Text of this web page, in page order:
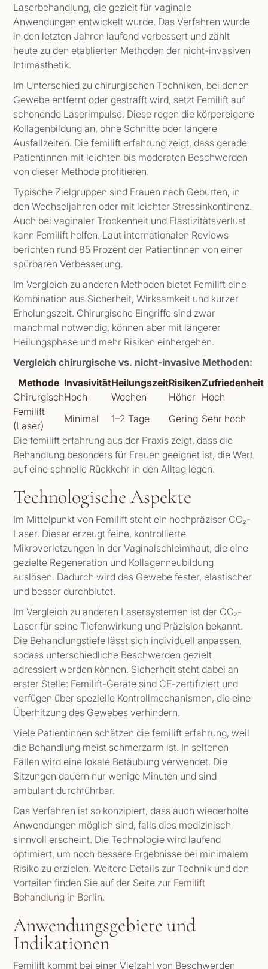
Laserbehandlung, die gezielt für vaginale
Anwendungen entwickelt wurde. Das Verfahren wurde
in den letzten Jahren laufend verbessert und zählt
heute zu den etablierten Methoden der nicht-invasiven
Intimästhetik.
Im Unterschied zu chirurgischen Techniken, bei denen
Gewebe entfernt oder gestrafft wird, setzt Femilift auf
schonende Laserimpulse. Diese regen die körpereigene
Kollagenbildung an, ohne Schnitte oder längere
Ausfallzeiten. Die femilift erfahrung zeigt, dass gerade
Patientinnen mit leichten bis moderaten Beschwerden
von dieser Methode profitieren.
Typische Zielgruppen sind Frauen nach Geburten, in
den Wechseljahren oder mit leichter Stressinkontinenz.
Auch bei vaginaler Trockenheit und Elastizitätsverlust
kann Femilift helfen. Laut internationalen Reviews
berichten rund 85 Prozent der Patientinnen von einer
spürbaren Verbesserung.
Im Vergleich zu anderen Methoden bietet Femilift eine
Kombination aus Sicherheit, Wirksamkeit und kurzer
Erholungszeit. Chirurgische Eingriffe sind zwar
manchmal notwendig, können aber mit längerer
Heilungsphase und mehr Risiken einhergehen.
Vergleich chirurgische vs. nicht-invasive Methoden:
Methode InvasivitätHeilungszeitRisikenZufriedenheit
ChirurgischHoch Wochen Höher Hoch
Femilift
(Laser)
Minimal 1–2 Tage Gering Sehr hoch
Die femilift erfahrung aus der Praxis zeigt, dass die
Behandlung besonders für Frauen geeignet ist, die Wert
auf eine schnelle Rückkehr in den Alltag legen.
Technologische Aspekte
Im Mittelpunkt von Femilift steht ein hochpräziser CO₂-
Laser. Dieser erzeugt feine, kontrollierte
Mikroverletzungen in der Vaginalschleimhaut, die eine
gezielte Regeneration und Kollagenneubildung
auslösen. Dadurch wird das Gewebe fester, elastischer
und besser durchblutet.
Im Vergleich zu anderen Lasersystemen ist der CO₂-
Laser für seine Tiefenwirkung und Präzision bekannt.
Die Behandlungstiefe lässt sich individuell anpassen,
sodass unterschiedliche Beschwerden gezielt
adressiert werden können. Sicherheit steht dabei an
erster Stelle: Femilift-Geräte sind CE-zertifiziert und
verfügen über spezielle Kontrollmechanismen, die eine
Überhitzung des Gewebes verhindern.
Viele Patientinnen schätzen die femilift erfahrung, weil
die Behandlung meist schmerzarm ist. In seltenen
Fällen wird eine lokale Betäubung verwendet. Die
Sitzungen dauern nur wenige Minuten und sind
ambulant durchführbar.
Das Verfahren ist so konzipiert, dass auch wiederholte
Anwendungen möglich sind, falls dies medizinisch
sinnvoll erscheint. Die Technologie wird laufend
optimiert, um noch bessere Ergebnisse bei minimalem
Risiko zu erzielen. Weitere Details zur Technik und den
Vorteilen finden Sie auf der Seite zur Femilift
Behandlung in Berlin.
Anwendungsgebiete und
Indikationen
Femilift kommt bei einer Vielzahl von Beschwerden